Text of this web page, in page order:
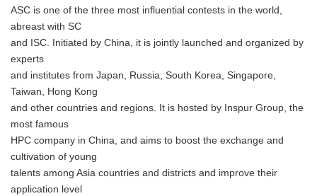
ASC is one of the three most influential contests in the world,
abreast with SC
and ISC. Initiated by China, it is jointly launched and organized by
experts
and institutes from Japan, Russia, South Korea, Singapore,
Taiwan, Hong Kong
and other countries and regions. It is hosted by Inspur Group, the
most famous
HPC company in China, and aims to boost the exchange and
cultivation of young
talents among Asia countries and districts and improve their
application level